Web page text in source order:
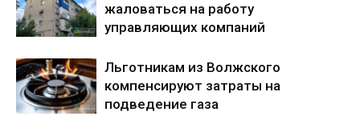
жаловаться на работу
управляющих компаний
Льготникам из Волжского
компенсируют затраты на
подведение газа